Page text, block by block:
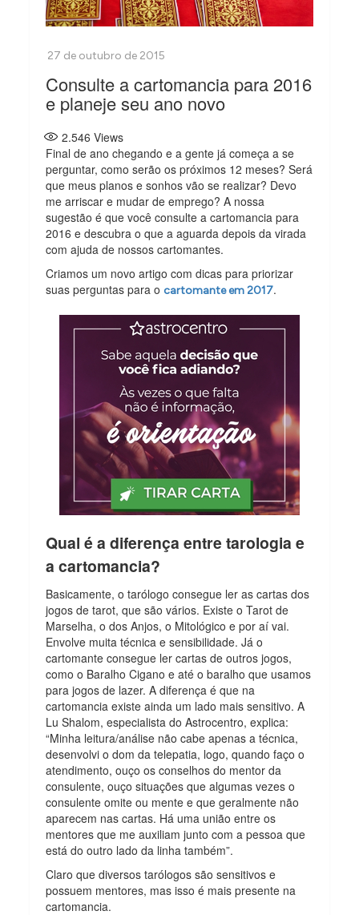
Consulte a cartomancia para 2016
e planeje seu ano novo
2.546 Views
Final de ano chegando e a gente já começa a se
perguntar, como serão os próximos 12 meses? Será
que meus planos e sonhos vão se realizar? Devo
me arriscar e mudar de emprego? A nossa
sugestão é que você consulte a cartomancia para
2016 e descubra o que a aguarda depois da virada
com ajuda de nossos cartomantes.
Criamos um novo artigo com dicas para priorizar
suas perguntas para ocartomante em 2017.
Qual é a diferença entre tarologia e
a cartomancia?
Basicamente, o tarólogo consegue ler as cartas dos
jogos de tarot, que são vários. Existe o Tarot de
Marselha, o dos Anjos, o Mitológico e por aí vai.
Envolve muita técnica e sensibilidade. Já o
cartomante consegue ler cartas de outros jogos,
como o Baralho Cigano e até o baralho que usamos
para jogos de lazer. A diferença é que na
cartomancia existe ainda um lado mais sensitivo. A
Lu Shalom, especialista do Astrocentro, explica:
“Minha leitura/análise não cabe apenas a técnica,
desenvolvi o dom da telepatia, logo, quando faço o
atendimento, ouço os conselhos do mentor da
consulente, ouço situações que algumas vezes o
consulente omite ou mente e que geralmente não
aparecem nas cartas. Há uma união entre os
mentores que me auxiliam junto com a pessoa que
está do outro lado da linha também”.
Claro que diversos tarólogos são sensitivos e
possuem mentores, mas isso é mais presente na
cartomancia.